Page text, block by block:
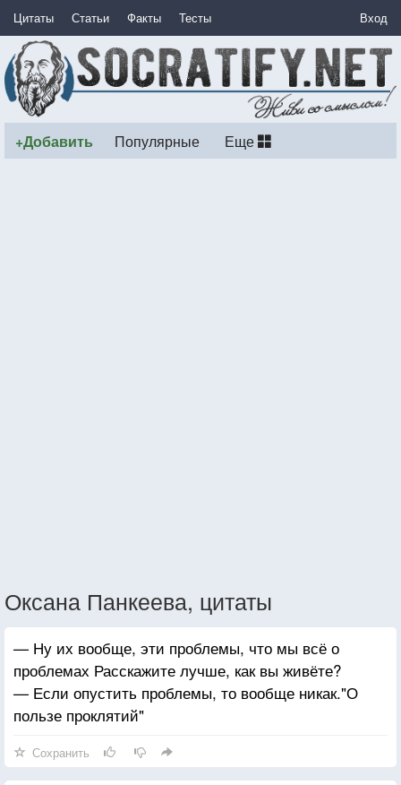
Цитаты Статьи Факты Тесты Вход
+Добавить Популярные Еще
Оксана Панкеева, цитаты
— Ну их вообще, эти проблемы, что мы всё о
проблемах Расскажите лучше, как вы живёте?
— Если опустить проблемы, то вообще никак."О
пользе проклятий"
Сохранить